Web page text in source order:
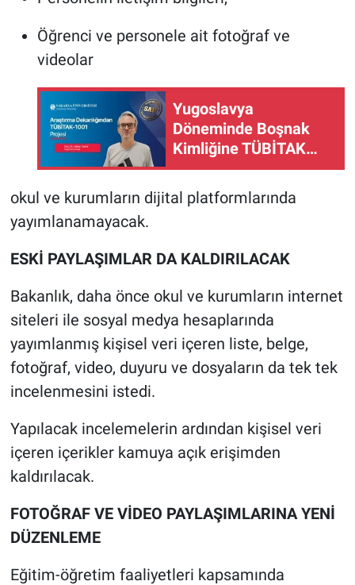
Öğrenci ve personele ait fotoğraf ve
videolar
Yugoslavya
Döneminde Boşnak
Kimliğine TÜBİTAK
1001 desteği
okul ve kurumların dijital platformlarında
yayımlanamayacak.
ESKİ PAYLAŞIMLAR DA KALDIRILACAK
Bakanlık, daha önce okul ve kurumların internet
siteleri ile sosyal medya hesaplarında
yayımlanmış kişisel veri içeren liste, belge,
fotoğraf, video, duyuru ve dosyaların da tek tek
incelenmesini istedi.
Yapılacak incelemelerin ardından kişisel veri
içeren içerikler kamuya açık erişimden
kaldırılacak.
FOTOĞRAF VE VİDEO PAYLAŞIMLARINA YENİ
DÜZENLEME
Eğitim-öğretim faaliyetleri kapsamında